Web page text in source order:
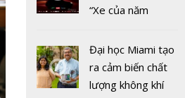
“Xe của năm
Đại học Miami tạo
ra cảm biến chất
lượng không khí